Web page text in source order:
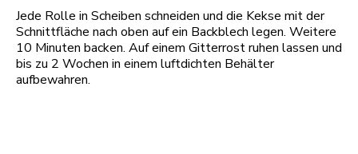
Jede Rolle in Scheiben schneiden und die Kekse mit der
Schnittfläche nach oben auf ein Backblech legen. Weitere
10 Minuten backen. Auf einem Gitterrost ruhen lassen und
bis zu 2 Wochen in einem luftdichten Behälter
aufbewahren.